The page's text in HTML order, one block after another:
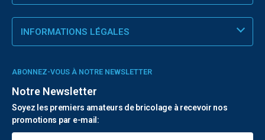
INFORMATIONS LÉGALES
ABONNEZ-VOUS À NOTRE NEWSLETTER
Notre Newsletter
Soyez les premiers amateurs de bricolage à recevoir nos
promotions par e-mail: